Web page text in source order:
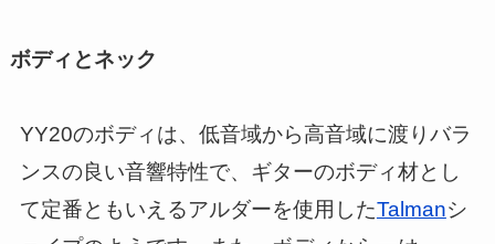
ボディとネック
YY20のボディは、低音域から高音域に渡りバラ
ンスの良い音響特性で、ギターのボディ材とし
て定番ともいえるアルダーを使用したTalmanシ